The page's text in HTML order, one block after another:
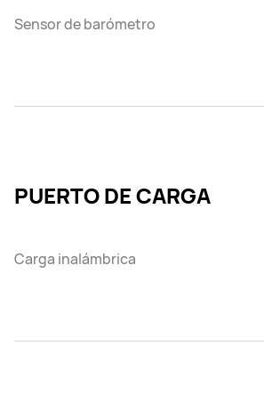
Sensor de barómetro
PUERTO DE CARGA
Carga inalámbrica